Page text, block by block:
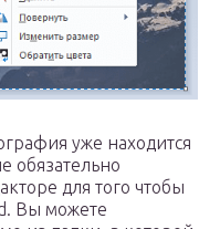
уже находится
обязательно
для того чтобы
Вы можете